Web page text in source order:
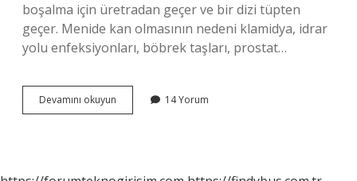
boşalma için üretradan geçer ve bir dizi tüpten
geçer. Menide kan olmasının nedeni klamidya, idrar
yolu enfeksiyonları, böbrek taşları, prostat…
Devamını okuyun
Ne
14 Yorum